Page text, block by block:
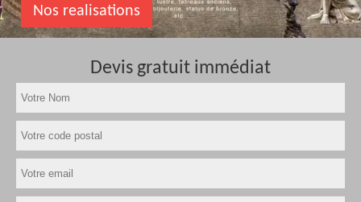
Nos realisations
Devis gratuit immédiat